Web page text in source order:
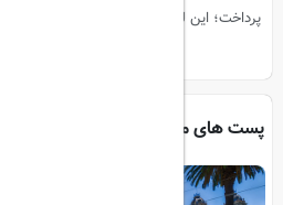
پرداخت؛ این لحظه تاریخی، نمادی از امید
پست های مرتبط